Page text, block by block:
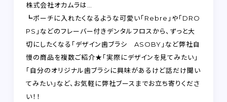
株式会社オカムラは…
┗ポーチに入れたくなるような可愛い「Rebre」や「DRO
PS」などのフレーバー付きデンタルフロスから、ずっと大
切にしたくなる「デザイン歯ブラシ ASOBY」など弊社自
慢の商品を複数ご紹介★「実際にデザインを見てみたい」
「自分のオリジナル歯ブラシに興味があるけど話だけ聞い
てみたい」など、お気軽に弊社ブースまでお立ち寄りくださ
い！！